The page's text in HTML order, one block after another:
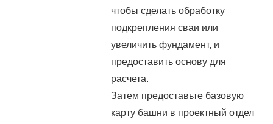
чтобы сделать обработку
подкрепления сваи или
увеличить фундамент, и
предоставить основу для
расчета.
Затем предоставьте базовую
карту башни в проектный отдел